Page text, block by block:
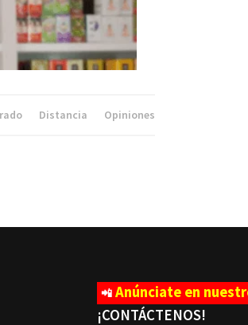
Distancia Opiniones
📲 Anúnciate en
¡CONTÁCTENOS!